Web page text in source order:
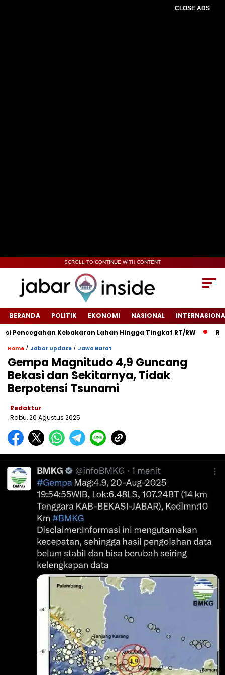
CLOSE ADS
SCROLL TO CONTINUE WITH CONTENT
BERANDA POLITIK EKONOMI NASIONAL
Kebakaran Lahan Hingga Tingkat RT/RW‎
Home / Jabar Update / Jawa Barat
Gempa Magnitudo 4,9 Guncang
Bekasi dan Sekitarnya, Tidak
Berpotensi Tsunami
Redaktur
Rabu, 20 Agustus 2025